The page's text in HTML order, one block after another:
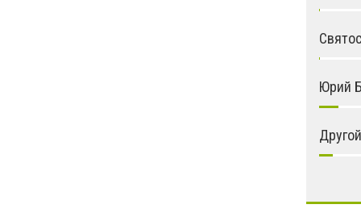
Юрий
Другой